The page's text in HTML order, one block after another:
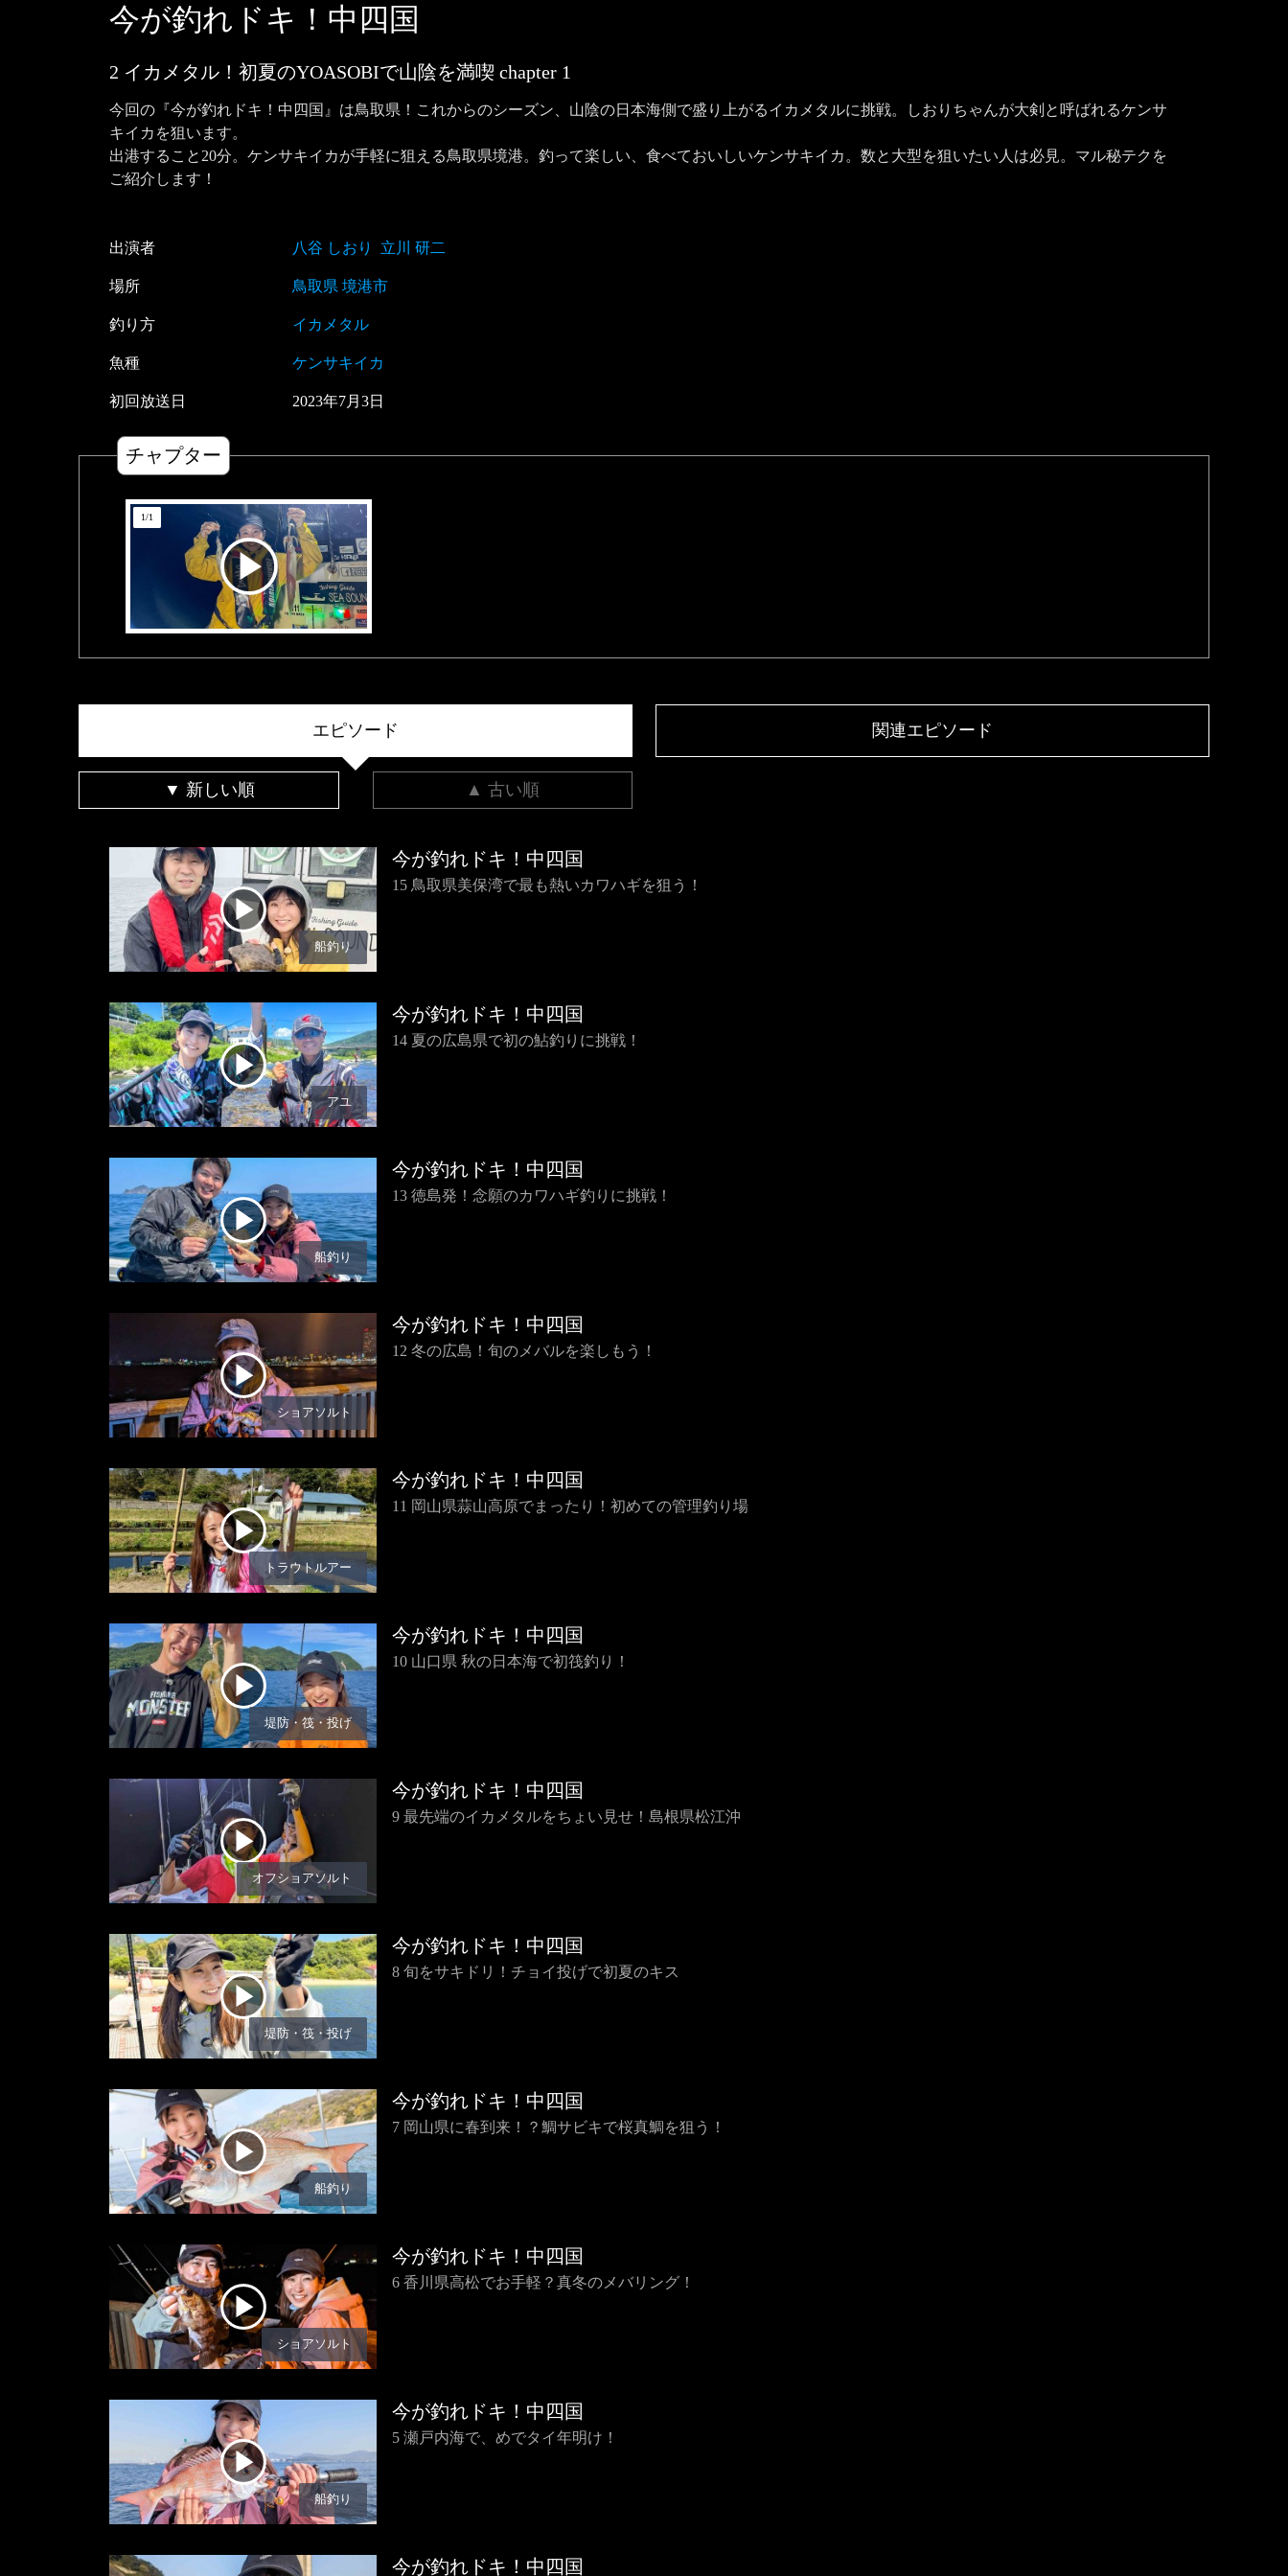
今が釣れドキ！中四国
2 イカメタル！初夏のYOASOBIで山陰を満喫 chapter 1
今回の『今が釣れドキ！中四国』は鳥取県！これからのシーズン、山陰の日本海側で盛り上がるイカメタルに挑戦。しおりちゃんが大剣と呼ばれるケンサ
キイカを狙います。
出港すること20分。ケンサキイカが手軽に狙える鳥取県境港。釣って楽しい、食べておいしいケンサキイカ。数と大型を狙いたい人は必見。マル秘テクを
ご紹介します！
出演者 八谷 しおり 立川 研二
場所 鳥取県 境港市
釣り方 イカメタル
魚種 ケンサキイカ
初回放送日 2023年7月3日
チャプター
1/1
エピソード 関連エピソード
▼ 新しい順 ▲ 古い順
船釣り
今が釣れドキ！中四国
15 鳥取県美保湾で最も熱いカワハギを狙う！
アユ
今が釣れドキ！中四国
14 夏の広島県で初の鮎釣りに挑戦！
船釣り
今が釣れドキ！中四国
13 徳島発！念願のカワハギ釣りに挑戦！
ショアソルト
今が釣れドキ！中四国
12 冬の広島！旬のメバルを楽しもう！
トラウトルアー
今が釣れドキ！中四国
11 岡山県蒜山高原でまったり！初めての管理釣り場
堤防・筏・投げ
今が釣れドキ！中四国
10 山口県 秋の日本海で初筏釣り！
オフショアソルト
今が釣れドキ！中四国
9 最先端のイカメタルをちょい見せ！島根県松江沖
堤防・筏・投げ
今が釣れドキ！中四国
8 旬をサキドリ！チョイ投げで初夏のキス
船釣り
今が釣れドキ！中四国
7 岡山県に春到来！？鯛サビキで桜真鯛を狙う！
ショアソルト
今が釣れドキ！中四国
6 香川県高松でお手軽？真冬のメバリング！
船釣り
今が釣れドキ！中四国
5 瀬戸内海で、めでタイ年明け！
今が釣れドキ！中四国